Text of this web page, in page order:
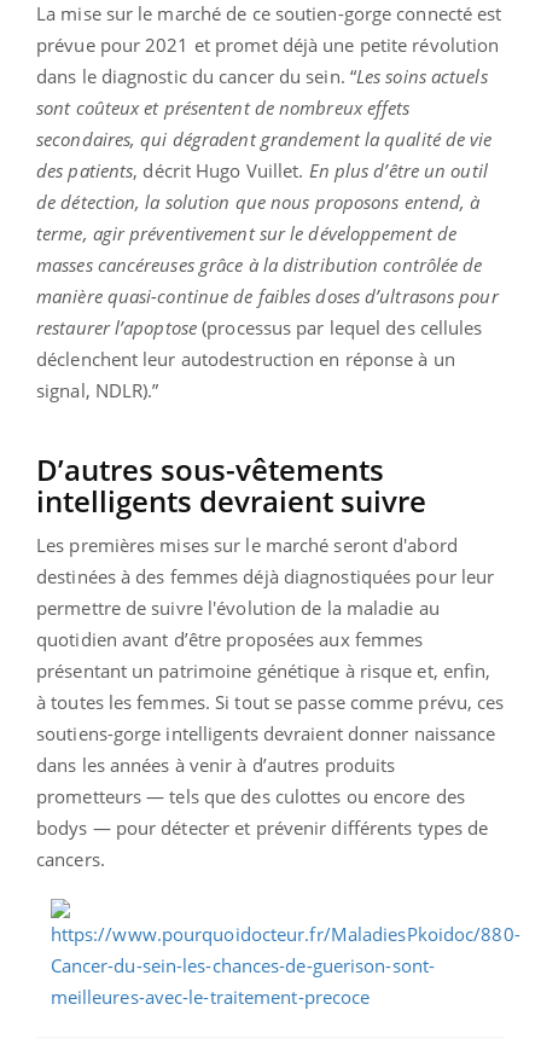
La mise sur le marché de ce soutien-gorge connecté est
prévue pour 2021 et promet déjà une petite révolution
dans le diagnostic du cancer du sein. “Les soins actuels
sont coûteux et présentent de nombreux effets
secondaires, qui dégradent grandement la qualité de vie
des patients, décrit Hugo Vuillet. En plus d’être un outil
de détection, la solution que nous proposons entend, à
terme, agir préventivement sur le développement de
masses cancéreuses grâce à la distribution contrôlée de
manière quasi-continue de faibles doses d’ultrasons pour
restaurer l’apoptose(processus par lequel des cellules
déclenchent leur autodestruction en réponse à un
signal, NDLR).”
D’autres sous-vêtements
intelligents devraient suivre
Les premières mises sur le marché seront d'abord
destinées à des femmes déjà diagnostiquées pour leur
permettre de suivre l'évolution de la maladie au
quotidien avant d’être proposées aux femmes
présentant un patrimoine génétique à risque et, enfin,
à toutes les femmes. Si tout se passe comme prévu, ces
soutiens-gorge intelligents devraient donner naissance
dans les années à venir à d’autres produits
prometteurs — tels que des culottes ou encore des
bodys — pour détecter et prévenir différents types de
cancers.